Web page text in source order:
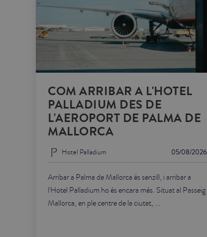
COM ARRIBAR A L'HOTEL
PALLADIUM DES DE
L'AEROPORT DE PALMA DE
MALLORCA
05/08/2026
Hotel Palladium
Arribar a Palma de Mallorca és senzill, i arribar a
l'Hotel Palladium ho és encara més. Situat al Passeig
Mallorca, en ple centre de la ciutat, ...